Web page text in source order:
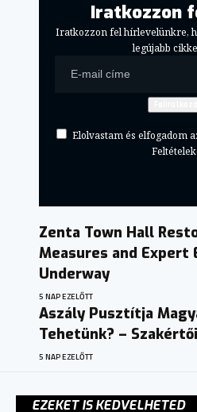
Iratkozzon
Iratkozzon fel hírlevelünkre,
legújabb
Elolvastam és elfogadom
Zenta Town Hall
Measures and Expert
Underway
5 NAP EZELŐTT
Aszály Pusztítja
Tehetünk? –
5 NAP EZELŐTT
EZEKET IS KEDVELHETED